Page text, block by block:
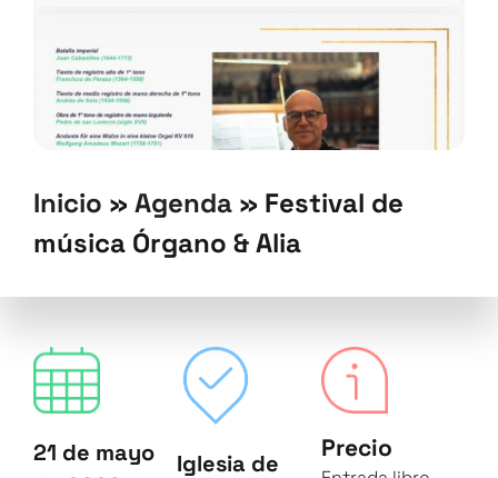
Inicio » Agenda » Festival de
música Órgano & Alia
21 de mayo
Iglesia de
Precio